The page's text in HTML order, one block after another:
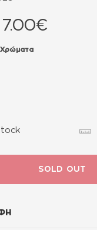
7.00€
Χρώματα
SOLD OUT